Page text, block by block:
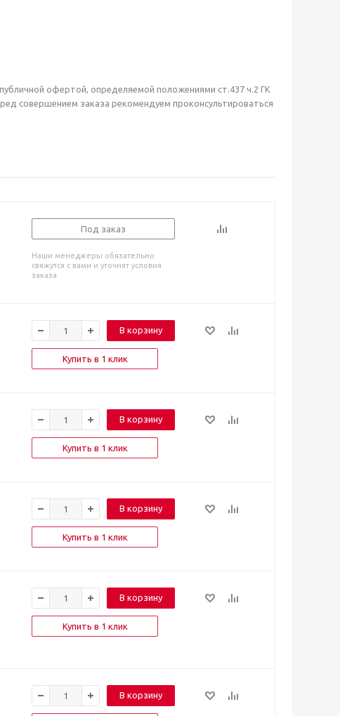
офертой, определяемой положениями ст.437 ч.2 ГК
совершением заказа рекомендуем проконсультироваться
Под заказ
Наши менеджеры обязательно
свяжутся с вами и уточнят условия
заказа
В корзину
Купить в 1 клик
В корзину
Купить в 1 клик
В корзину
Купить в 1 клик
В корзину
Купить в 1 клик
В корзину